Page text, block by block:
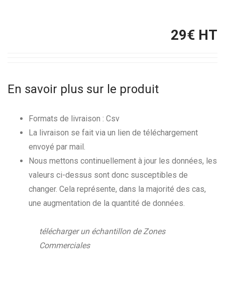
29€ HT
En savoir plus sur le produit
Formats de livraison : Csv
La livraison se fait via un lien de téléchargement
envoyé par mail.
Nous mettons continuellement à jour les données, les
valeurs ci-dessus sont donc susceptibles de
changer. Cela représente, dans la majorité des cas,
une augmentation de la quantité de données.
télécharger un échantillon de Zones
Commerciales